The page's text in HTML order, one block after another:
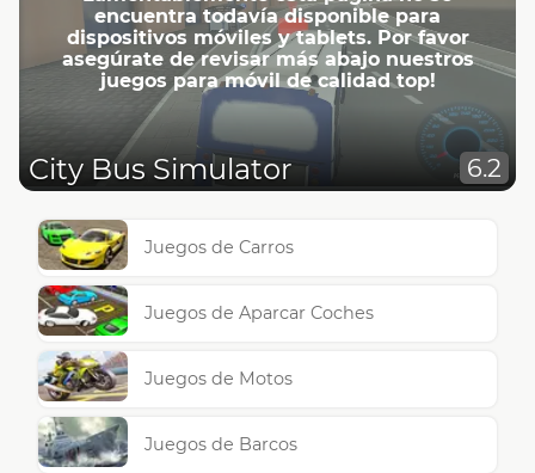
encuentra todavía disponible para
dispositivos móviles y tablets. Por favor
asegúrate de revisar más abajo nuestros
juegos para móvil de calidad top!
City Bus Simulator 6.2
Juegos de Carros
Juegos de Aparcar Coches
Juegos de Motos
Juegos de Barcos